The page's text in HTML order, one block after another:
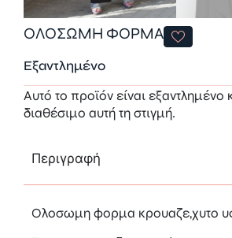
ΟΛΟΣΩΜΗ ΦΟΡΜΑ
Εξαντλημένο
Αυτό το προϊόν είναι εξαντλημένο
διαθέσιμο αυτή τη στιγμή.
Περιγραφή
Ολοσωμη φορμα κρουαζε,χυτο